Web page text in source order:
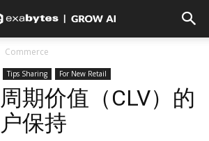
Commerce
Tips Sharing For New Retail
期价值（CLV）的
保持